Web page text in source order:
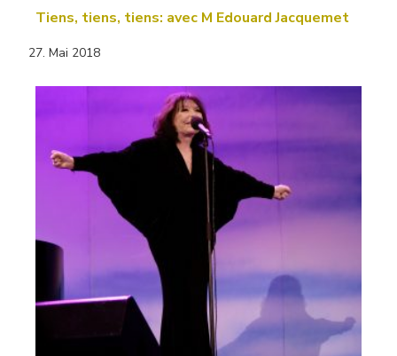
Tiens, tiens, tiens: avec M Edouard Jacquemet
27. Mai 2018